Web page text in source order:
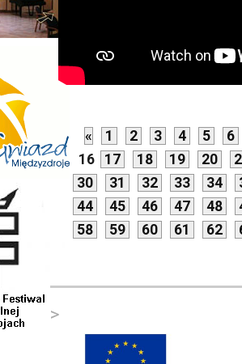
« 1 2 3 4 5
6
16
17 18 19 20
30
31 32 33 34
44
45 46 47 48
58
59 60 61 62
>